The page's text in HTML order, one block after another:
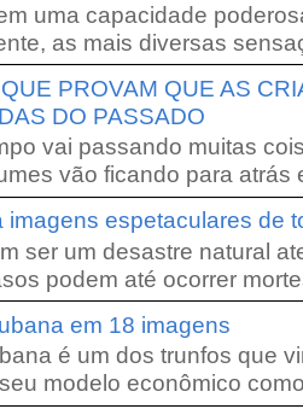
uma capacidade
as mais diversas
PROVAM QUE AS
DO PASSADO
vai passando muitas
vão ficando para atrás
imagens espetaculares de
ser um desastre natural
podem até ocorrer
em 18 imagens
é um dos trunfos que
modelo econômico